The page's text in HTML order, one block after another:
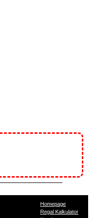
Homepage
Regal Kalkulator